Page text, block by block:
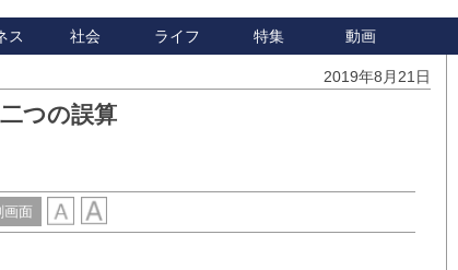
ス 社会 ライフ 特集 動画
2019年8月21日
つの誤算
画面